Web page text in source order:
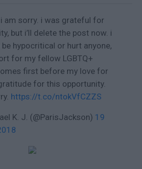
i am sorry. i was grateful for
but i’ll delete the post now. i
be hypocritical or hurt anyone,
for my fellow LGBTQ+
first before my love for
for this opportunity.
https://t.co/ntokVfCZZS
K. J. (@ParisJackson) 19